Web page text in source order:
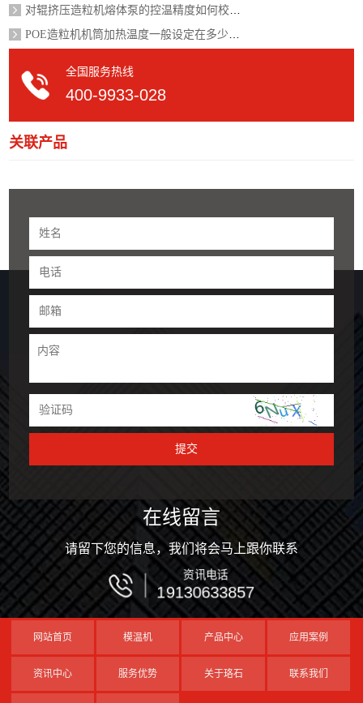
全国服务热线
400-9933-028
关联产品
在线留言
请留下您的信息，我们将会马上跟你联系
资讯电话
19130633857
网站首页 模温机 产品中心 应用案例
资讯中心 服务优势 关于珞石 联系我们